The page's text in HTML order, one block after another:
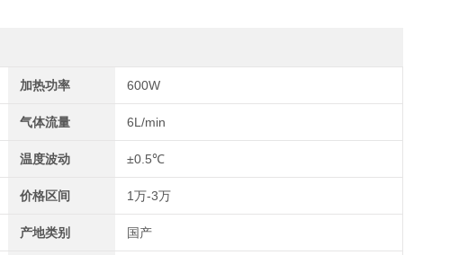
加热功率 600W
气体流量 6L/min
温度波动 ±0.5℃
价格区间 1万-3万
产地类别 国产